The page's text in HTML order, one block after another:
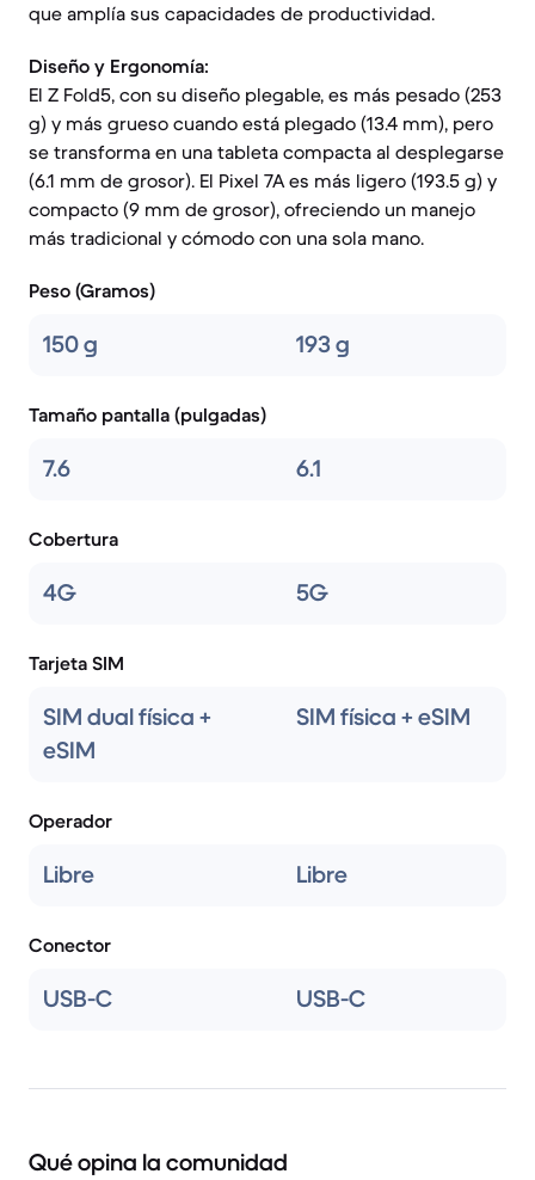
que amplía sus capacidades de productividad.
Diseño y Ergonomía:
El Z Fold5, con su diseño plegable, es más pesado (253
g) y más grueso cuando está plegado (13.4 mm), pero
se transforma en una tableta compacta al desplegarse
(6.1 mm de grosor). El Pixel 7A es más ligero (193.5 g) y
compacto (9 mm de grosor), ofreciendo un manejo
más tradicional y cómodo con una sola mano.
Peso (Gramos)
150 g 193 g
Tamaño pantalla (pulgadas)
7.6 6.1
Cobertura
4G 5G
Tarjeta SIM
SIM dual física +
eSIM
SIM física + eSIM
Operador
Libre Libre
Conector
USB-C USB-C
Qué opina la comunidad